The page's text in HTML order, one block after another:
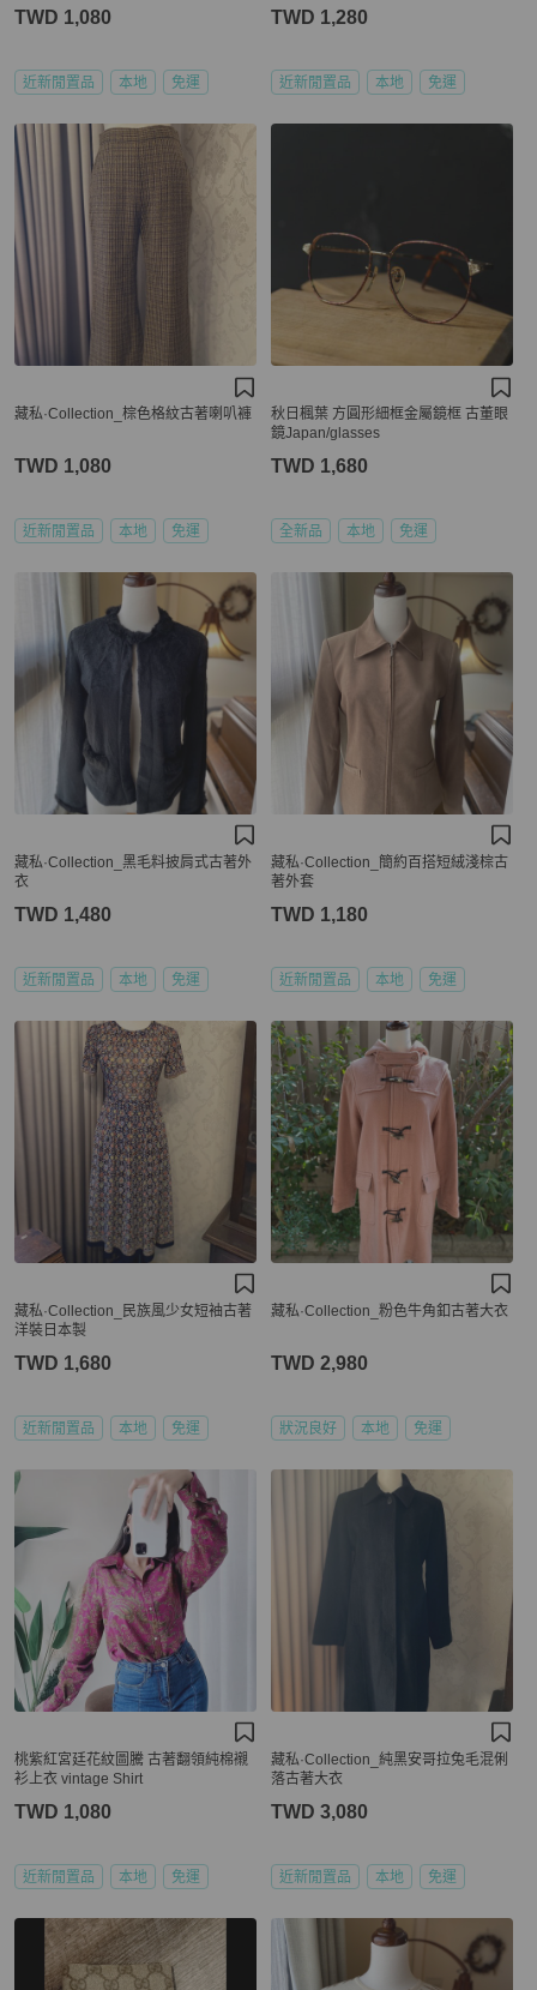
TWD 1,080
近新閒置品 本地 免運
TWD 1,280
近新閒置品 本地 免運
藏私·Collection_棕色格紋古著喇叭褲
TWD 1,080
近新閒置品 本地 免運
秋日楓葉 方圓形細框金屬鏡框 古董眼
鏡Japan/glasses
TWD 1,680
全新品 本地 免運
藏私·Collection_黑毛料披肩式古著外
衣
TWD 1,480
近新閒置品 本地 免運
藏私·Collection_簡約百搭短絨淺棕古
著外套
TWD 1,180
近新閒置品 本地 免運
藏私·Collection_民族風少女短袖古著
洋裝日本製
TWD 1,680
近新閒置品 本地 免運
藏私·Collection_粉色牛角釦古著大衣
TWD 2,980
狀況良好 本地 免運
桃紫紅宮廷花紋圖騰 古著翻領純棉襯
衫上衣 vintage Shirt
TWD 1,080
近新閒置品 本地 免運
藏私·Collection_純黑安哥拉兔毛混俐
落古著大衣
TWD 3,080
近新閒置品 本地 免運